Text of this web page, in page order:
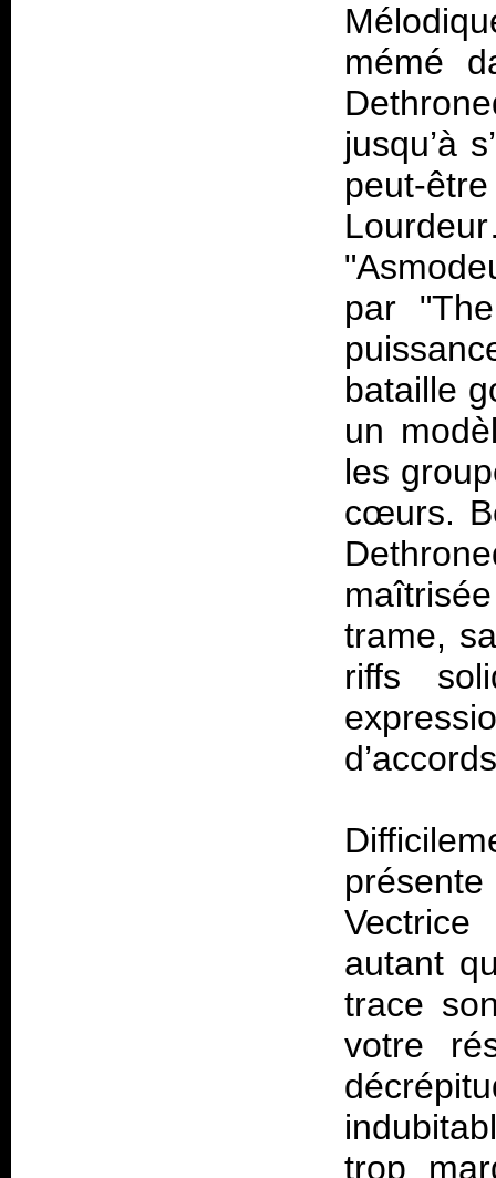
mémé
jusqu’à
peut-
par
bataille
un
les
cœurs.
trame,
riffs
autant
trace
votre
trop